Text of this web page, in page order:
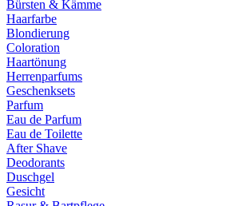
Bürsten & Kämme
Haarfarbe
Blondierung
Coloration
Haartönung
Herrenparfums
Geschenksets
Parfum
Eau de Parfum
Eau de Toilette
After Shave
Deodorants
Duschgel
Gesicht